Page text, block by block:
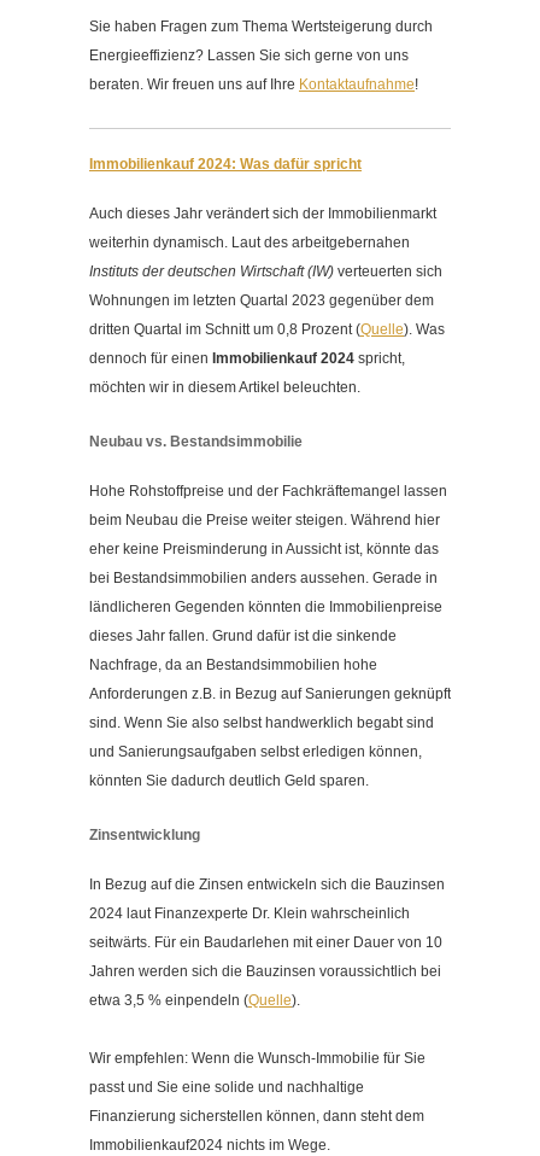
Sie haben Fragen zum Thema Wertsteigerung durch
Energieeffizienz? Lassen Sie sich gerne von uns
beraten. Wir freuen uns auf Ihre Kontaktaufnahme!
Immobilienkauf 2024: Was dafür spricht
Auch dieses Jahr verändert sich der Immobilienmarkt
weiterhin dynamisch. Laut des arbeitgebernahen
Instituts der deutschen Wirtschaft (IW) verteuerten sich
Wohnungen im letzten Quartal 2023 gegenüber dem
dritten Quartal im Schnitt um 0,8 Prozent (Quelle). Was
dennoch für einen Immobilienkauf 2024 spricht,
möchten wir in diesem Artikel beleuchten.
Neubau vs. Bestandsimmobilie
Hohe Rohstoffpreise und der Fachkräftemangel lassen
beim Neubau die Preise weiter steigen. Während hier
eher keine Preisminderung in Aussicht ist, könnte das
bei Bestandsimmobilien anders aussehen. Gerade in
ländlicheren Gegenden könnten die Immobilienpreise
dieses Jahr fallen. Grund dafür ist die sinkende
Nachfrage, da an Bestandsimmobilien hohe
Anforderungen z.B. in Bezug auf Sanierungen geknüpft
sind. Wenn Sie also selbst handwerklich begabt sind
und Sanierungsaufgaben selbst erledigen können,
könnten Sie dadurch deutlich Geld sparen.
Zinsentwicklung
In Bezug auf die Zinsen entwickeln sich die Bauzinsen
2024 laut Finanzexperte Dr. Klein wahrscheinlich
seitwärts. Für ein Baudarlehen mit einer Dauer von 10
Jahren werden sich die Bauzinsen voraussichtlich bei
etwa 3,5 % einpendeln (Quelle).
Wir empfehlen: Wenn die Wunsch-Immobilie für Sie
passt und Sie eine solide und nachhaltige
Finanzierung sicherstellen können, dann steht dem
Immobilienkauf2024 nichts im Wege.